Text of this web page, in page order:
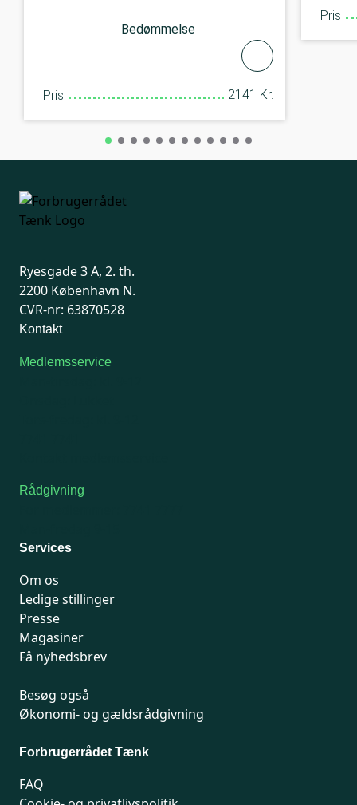
Bedømmelse
Pris 2141 Kr.
Pris
Ryesgade 3 A, 2. th.
2200 København N.
CVR-nr: 63870528
Kontakt
Medlemsservice
Rådgivning
Services
Om os
Ledige stillinger
Presse
Magasiner
Få nyhedsbrev
Besøg også
Økonomi- og gældsrådgivning
Forbrugerrådet Tænk
FAQ